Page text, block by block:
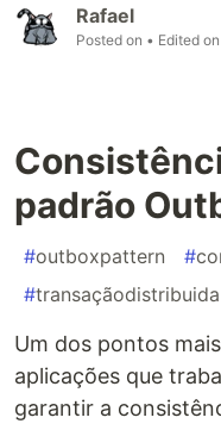
Rafael
Posted on • Edited on
padrão
#outboxpattern #
#transaçãodistribuida
Um dos pontos
aplicações que
garantir a